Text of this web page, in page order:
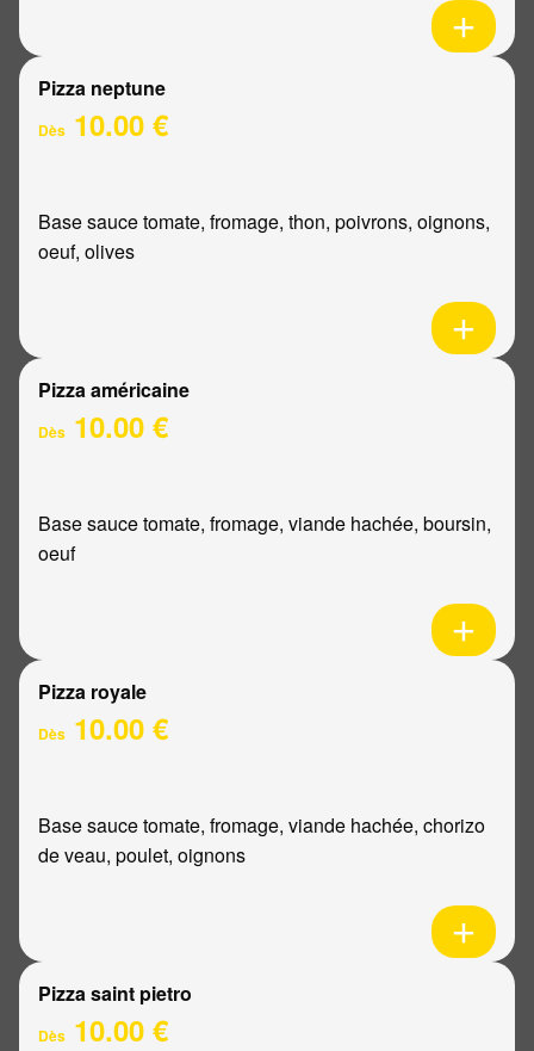
Pizza neptune
Dès 10.00 €
Base sauce tomate, fromage, thon, poivrons, oignons,
oeuf, olives
Pizza américaine
Dès 10.00 €
Base sauce tomate, fromage, viande hachée, boursin,
oeuf
Pizza royale
Dès 10.00 €
Base sauce tomate, fromage, viande hachée, chorizo
de veau, poulet, oignons
Pizza saint pietro
Dès 10.00 €